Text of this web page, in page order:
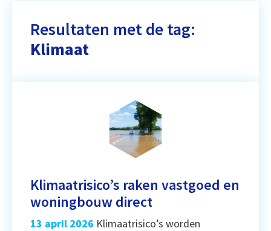
Resultaten met de tag:
Klimaat
Klimaatrisico’s raken vastgoed en
woningbouw direct
13 april 2026 Klimaatrisico’s worden